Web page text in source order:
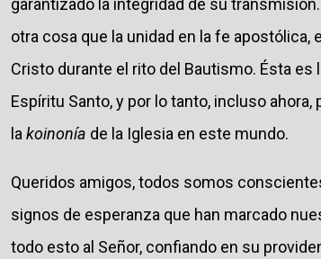
garantizado la integridad de su
otra cosa que la unidad en la fe apostólica,
Cristo durante el rito del Bautismo. Ésta
Espíritu Santo, y por lo tanto, incluso
la koinonía de la Iglesia en este mundo.
Queridos amigos, todos somos
signos de esperanza que han marcado
todo esto al Señor, confiando en su